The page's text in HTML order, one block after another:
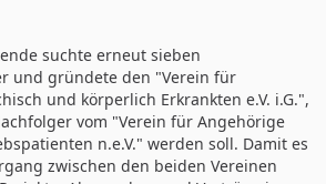
suchte erneut sieben
und gründete den "Verein für
und körperlich Erkrankten e.V. i.G.",
vom "Verein für Angehörige
n.e.V." werden soll. Damit es
zwischen den beiden Vereinen